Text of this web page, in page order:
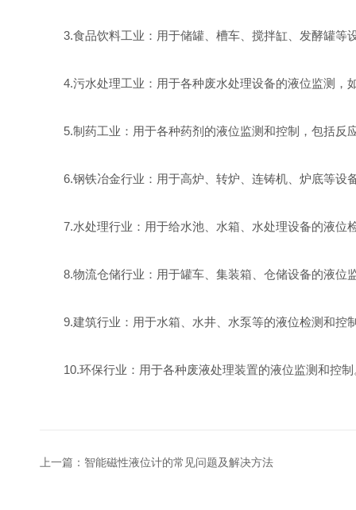
3.食品饮料工业：用于储罐、槽车、搅拌缸、发酵罐等
4.污水处理工业：用于各种废水处理设备的液位监测，
5.制药工业：用于各种药剂的液位监测和控制，包括反
6.钢铁冶金行业：用于高炉、转炉、连铸机、炉底等设
7.水处理行业：用于给水池、水箱、水处理设备的液位
8.物流仓储行业：用于罐车、集装箱、仓储设备的液位
9.建筑行业：用于水箱、水井、水泵等的液位检测和控
10.环保行业：用于各种废液处理装置的液位监测和控制
上一篇： 智能磁性液位计的常见问题及解决方法